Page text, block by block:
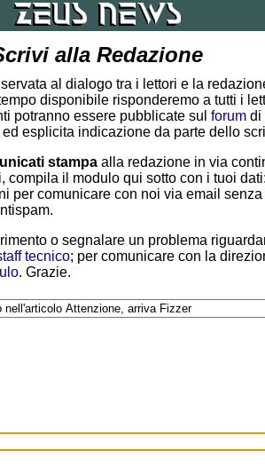
alla Redazione
al dialogo tra i lettori e la
disponibile risponderemo a tutti i
potranno essere pubblicate sul forum di
esplicita indicazione da parte dello
stampa alla redazione in via
compila il modulo qui sotto con i tuoi
per comunicare con noi via email senza
o segnalare un problema
tecnico; per comunicare con la
. Grazie.